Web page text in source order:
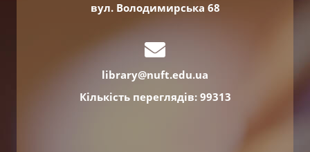
вул. Володимирська 68
library@nuft.edu.ua
Кількість переглядів: 99313